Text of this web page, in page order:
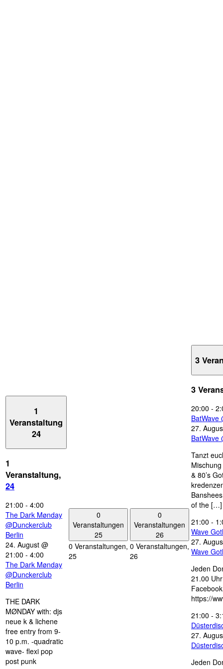
1
Veranstaltung
24
1
Veranstaltung,
24
21:00 - 4:00
The Dark Mønday
@Dunckerclub
Berlin
24. August @
21:00 - 4:00
The Dark Mønday
@Dunckerclub
Berlin
THE DARK
MØNDAY with: djs
neue k & lichene
free entry from 9-
10 p.m. -quadratic
wave- flexi pop
post punk
0
Veranstaltungen
25
0 Veranstaltungen,
25
0
Veranstaltungen
26
0 Veranstaltungen,
26
3
3
20:00 -
BatWave
27.
BatWave
Tanzt
& 80’s
of the […]
21:00 -
Wave
27.
Wave
Jeden
21.00
https://
21:00 -
27.
Jeden